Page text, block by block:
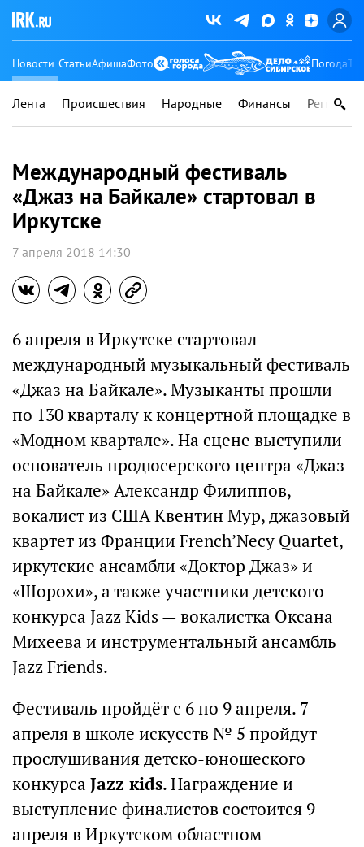
Новости СтатьиАфишаФото Погода
Лента Происшествия Народные Финансы Регионы
Международный фестиваль
«Джаз на Байкале» стартовал в
Иркутске
7 апреля 2018 14:30
6 апреля в Иркутске стартовал
международный музыкальный фестиваль
«Джаз на Байкале». Музыканты прошли
по 130 кварталу к концертной площадке в
«Модном квартале». На сцене выступили
основатель продюсерского центра «Джаз
на Байкале» Александр Филиппов,
вокалист из США Квентин Мур, джазовый
квартет из Франции French’Necy Quartet,
иркутские ансамбли «Доктор Джаз» и
«Шорохи», а также участники детского
конкурса Jazz Kids — вокалистка Оксана
Михеева и инструментальный ансамбль
Jazz Friends.
Фестиваль пройдёт с 6 по 9 апреля. 7
апреля в школе искусств № 5 пройдут
прослушивания детско-юношеского
конкурса Jazz кids. Награждение и
выступление финалистов состоится 9
апреля в Иркутском областном